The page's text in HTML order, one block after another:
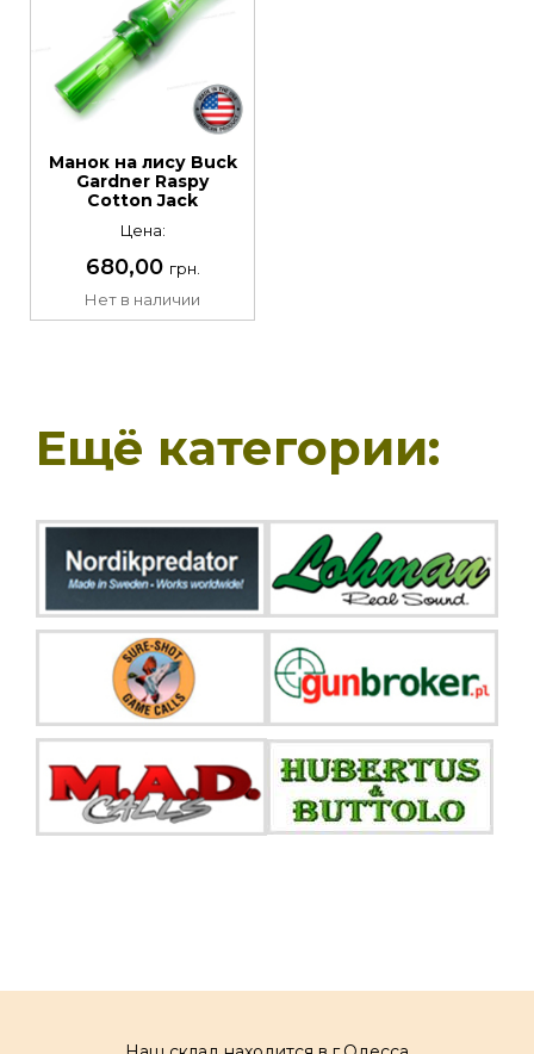
Манок на лису Buck
Gardner Raspy
Cotton Jack
Цена:
680,00 грн.
Нет в наличии
Ещё категории: